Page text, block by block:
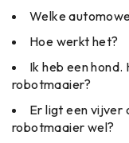
Welke
Hoe werkt het?
Ik heb een
robotmaaier?
Er ligt een vijver
robotmaaier wel?